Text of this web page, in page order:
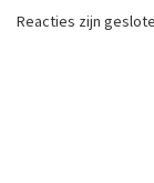
Reacties zijn